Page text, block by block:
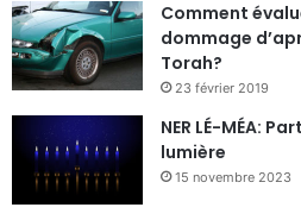
Comment
dommage
Torah?
23 février 2019
NER LÉ-MÉA:
lumière
15 novembre 2023